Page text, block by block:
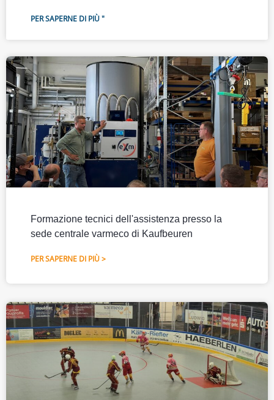
PER SAPERNE DI PIÙ "
Formazione tecnici dell'assistenza presso la
sede centrale varmeco di Kaufbeuren
PER SAPERNE DI PIÙ >
PaginaPaginaPaginaPaginaPagina
Pagina